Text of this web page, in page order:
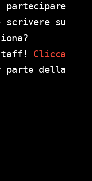
partecipare
scrivere su
Clicca
parte della